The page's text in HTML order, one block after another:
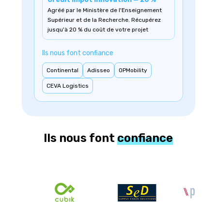
Agréé par le Ministère de l'Enseignement
Supérieur et de la Recherche. Récupérez
jusqu'à 20 % du coût de votre projet
Ils nous font confiance
Continental Adisseo OPMobility
CEVA Logistics
Ils nous fontconfiance